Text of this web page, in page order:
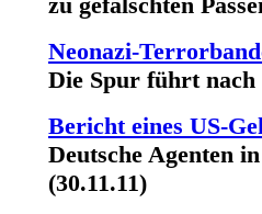
Neonazi-
Die Spur führt nach
Bericht eines US-
Deutsche Agenten
(30.11.11)